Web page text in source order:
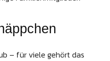
– für viele gehört das